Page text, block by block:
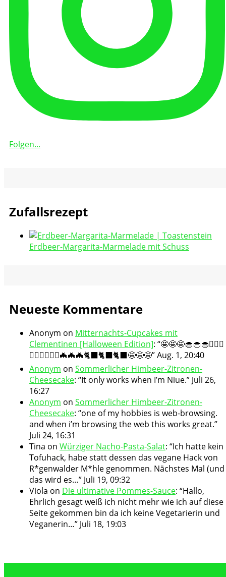
Folgen...
Zufallsrezept
Erdbeer-Margarita-Marmelade mit Schuss
Neueste Kommentare
Anonym on Mitternachts-Cupcakes mit
Clementinen [Halloween Edition]: “🤩🤩🤩🧁🧁🧁🧛🏻‍♀️
🧛🏻‍♀️🧛🏻‍♀️🦇🦇🦇🐈‍⬛🐈‍⬛🐈‍⬛🤩🤩🤩”Aug. 1, 20:40
Anonym on Sommerlicher Himbeer-Zitronen-
Cheesecake: “It only works when I’m Niue.” Juli 26,
16:27
Anonym on Sommerlicher Himbeer-Zitronen-
Cheesecake: “one of my hobbies is web-browsing.
and when i’m browsing the web this works great.”
Juli 24, 16:31
Tina on Würziger Nacho-Pasta-Salat: “Ich hatte kein
Tofuhack, habe statt dessen das vegane Hack von
R*genwalder M*hle genommen. Nächstes Mal (und
das wird es…” Juli 19, 09:32
Viola on Die ultimative Pommes-Sauce: “Hallo,
Ehrlich gesagt weiß ich nicht mehr wie ich auf diese
Seite gekommen bin da ich keine Vegetarierin und
Veganerin…” Juli 18, 19:03